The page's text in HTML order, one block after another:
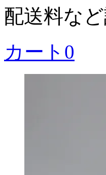
配送料な
カート 0